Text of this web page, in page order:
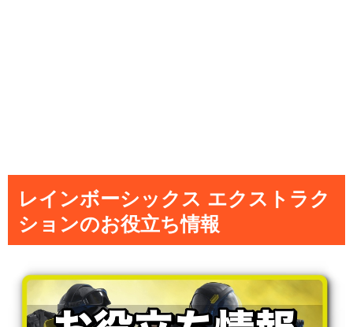
レインボーシックス エクストラク
ションのお役立ち情報